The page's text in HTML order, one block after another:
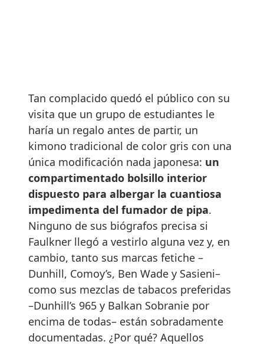
Tan complacido quedó el público con su
visita que un grupo de estudiantes le
haría un regalo antes de partir, un
kimono tradicional de color gris con una
única modificación nada japonesa: un
compartimentado bolsillo interior
dispuesto para albergar la cuantiosa
impedimenta del fumador de pipa.
Ninguno de sus biógrafos precisa si
Faulkner llegó a vestirlo alguna vez y, en
cambio, tanto sus marcas fetiche –
Dunhill, Comoy’s, Ben Wade y Sasieni–
como sus mezclas de tabacos preferidas
–Dunhill’s 965 y Balkan Sobranie por
encima de todas– están sobradamente
documentadas. ¿Por qué? Aquellos